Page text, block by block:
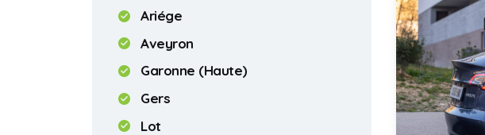
Ariége
Aveyron
Garonne (Haute)
Gers
Lot